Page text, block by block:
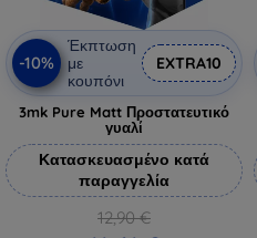
-10%
Έκπτωση
με
κουπόνι
EXTRA10
3mk Pure Matt Προστατευτικό
γυαλί
Κατασκευασμένο κατά
παραγγελία
12,90 €